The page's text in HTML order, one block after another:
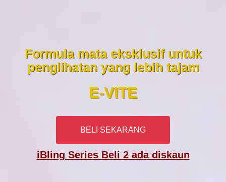
Formula mata eksklusif untuk
penglihatan yang lebih tajam
E-VITE
BELI SEKARANG
iBling Series Beli 2 ada diskaun